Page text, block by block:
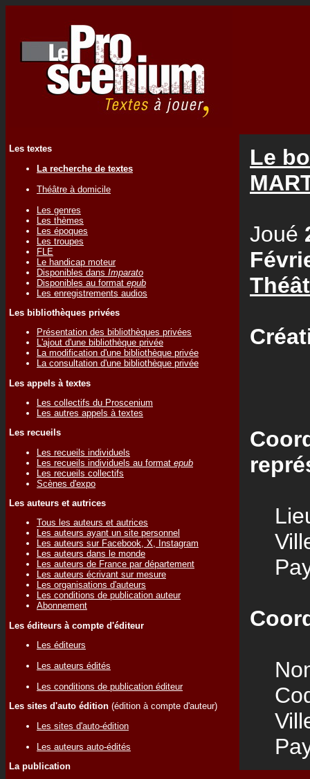
Les textes
La recherche de textes
Théâtre à domicile
Les genres
Les thèmes
Les époques
Les troupes
FLE
Le handicap moteur
Disponibles dans Imparato
Disponibles au format epub
Les enregistrements audios
Les bibliothèques privées
Présentation des bibliothèques privées
L'ajout d'une bibliothèque privée
La modification d'une bibliothèque privée
La consultation d'une bibliothèque privée
Les appels à textes
Les collectifs du Proscenium
Les autres appels à textes
Les recueils
Les recueils individuels
Les recueils individuels au format epub
Les recueils collectifs
Scènes d'expo
Les auteurs et autrices
Tous les auteurs et autrices
Les auteurs ayant un site personnel
Les auteurs sur Facebook, X, Instagram
Les auteurs dans le monde
Les auteurs de France par département
Les auteurs écrivant sur mesure
Les organisations d'auteurs
Les conditions de publication auteur
Abonnement
Les éditeurs à compte d'éditeur
Les éditeurs
Les auteurs édités
Les conditions de publication éditeur
Les sites d'auto édition (édition à compte d'auteur)
Les sites d'auto-édition
Les auteurs auto-édités
La publication
Le
Joué